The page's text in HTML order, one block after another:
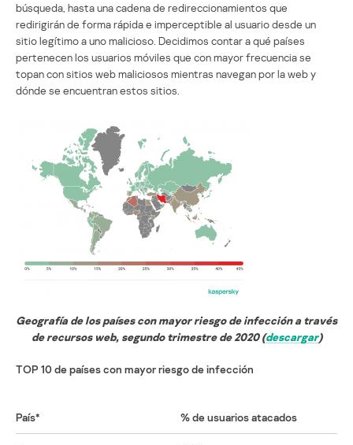
búsqueda, hasta una cadena de redireccionamientos que
redirigirán de forma rápida e imperceptible al usuario desde un
sitio legítimo a uno malicioso. Decidimos contar a qué países
pertenecen los usuarios móviles que con mayor frecuencia se
topan con sitios web maliciosos mientras navegan por la web y
dónde se encuentran estos sitios.
Geografía de los países con mayor riesgo de infección a través
de recursos web, segundo trimestre de 2020 (descargar)
TOP 10 de países con mayor riesgo de infección
País* % de usuarios atacados